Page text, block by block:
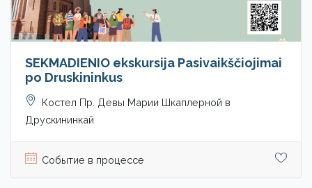
SEKMADIENIO ekskursija Pasivaikščiojimai
po Druskininkus
Костел Пр. Девы Марии Шкаплерной в
Друскининкай
Событие в процессе